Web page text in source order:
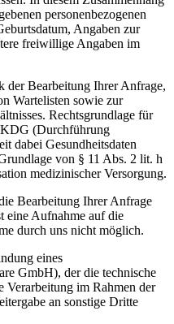
personenbezogenen
Angaben zur
freiwillige Angaben im
der Bearbeitung Ihrer Anfrage,
Wartelisten sowie zur
Rechtsgrundlage für
(Durchführung
dabei Gesundheitsdaten
von § 11 Abs. 2 lit. h
medizinischer Versorgung.
Bearbeitung Ihrer Anfrage
eine Aufnahme auf die
durch uns nicht möglich.
eines
GmbH), der die technische
Verarbeitung im Rahmen der
an sonstige Dritte